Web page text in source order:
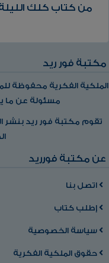
من كتاب كلك
مكتبة فور ريد
الملكية الفكرية محفوظة
مسئولة عن ما
تقوم مكتبة فور ريد بنشر
عن مكتبة فورريد
اتصل بنا
إطلب كتاب
سياسة الخصوصية
حقوق الملكية الفكرية